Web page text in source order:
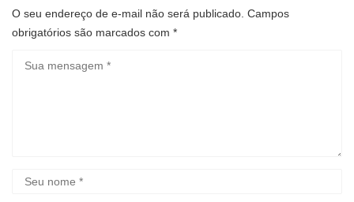
O seu endereço de e-mail não será publicado. Campos
obrigatórios são marcados com *